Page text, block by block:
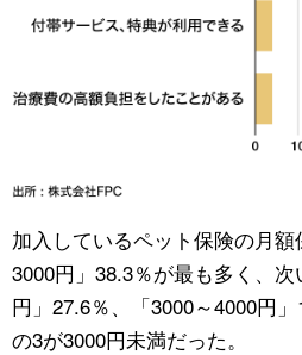
加入しているペット保険の月額
3000円」38.3％が最も多く、
円」27.6％、「3000～4000円
の3が3000円未満だった。